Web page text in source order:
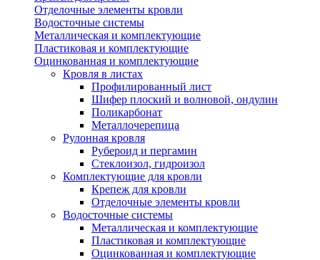
Отделочные элементы кровли
Водосточные системы
Металлическая и комплектующие
Пластиковая и комплектующие
Оцинкованная и комплектующие
Кровля в листах
Профилированный лист
Шифер плоский и волновой, ондулин
Поликарбонат
Металлочерепица
Рулонная кровля
Рубероид и пергамин
Стеклоизол, гидроизол
Комплектующие для кровли
Крепеж для кровли
Отделочные элементы кровли
Водосточные системы
Металлическая и комплектующие
Пластиковая и комплектующие
Оцинкованная и комплектующие